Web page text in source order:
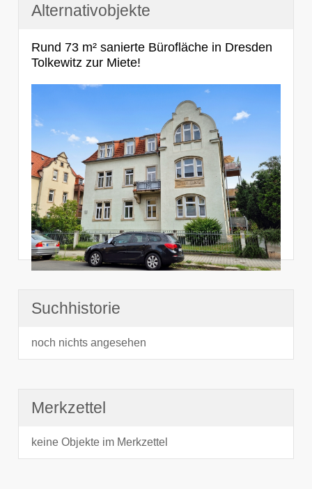
Alternativobjekte
Rund 73 m² sanierte Bürofläche in Dresden
Tolkewitz zur Miete!
Suchhistorie
noch nichts angesehen
Merkzettel
keine Objekte im Merkzettel